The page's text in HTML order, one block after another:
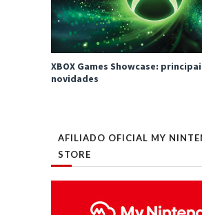
XBOX Games Showcase:
novidades
AFILIADO OFICIAL MY
STORE